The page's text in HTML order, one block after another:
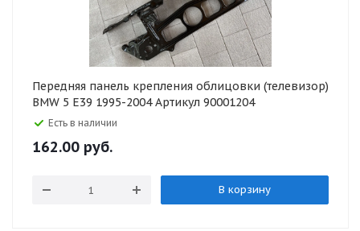
Передняя панель крепления облицовки (телевизор)
BMW 5 E39 1995-2004 Артикул 90001204
Есть в наличии
162.00 руб.
В корзину